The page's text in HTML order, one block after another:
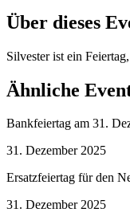
Über dieses
Silvester ist ein
Ähnliche
Bankfeiertag am 31.
31. Dezember 2025
Ersatzfeiertag für den
31. Dezember 2025